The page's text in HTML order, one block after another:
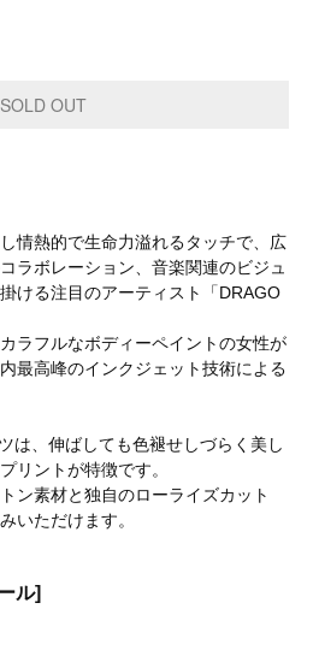
情熱的で生命力溢れるタッチで、広
ラボレーション、音楽関連のビジュ
ける注目のアーティスト「DRAGO
ラフルなボディーペイントの女性が
最高峰のインクジェット技術による
は、伸ばしても色褪せしづらく美し
リントが特徴です。
ン素材と独自のローライズカット
いただけます。
ル]